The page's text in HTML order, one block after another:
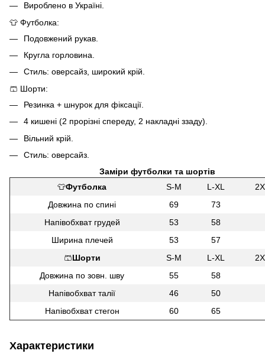
Вироблено в Україні.
👕 Футболка:
Подовжений рукав.
Кругла горловина.
Стиль: оверсайз, широкий крій.
🩳 Шорти:
Резинка + шнурок для фіксації.
4 кишені (2 прорізні спереду, 2 накладні ззаду).
Вільний крій.
Стиль: оверсайз.
Заміри футболки та шортів
👕Футболка S-M L-XL
Довжина по спині
69
73
Напівобхват грудей
53
58
Ширина плечей
53
57
🩳Шорти S-M L-XL
Довжина по зовн. шву
55
58
Напівобхват талії
46
50
Напівобхват стегон
60 65
Характеристики